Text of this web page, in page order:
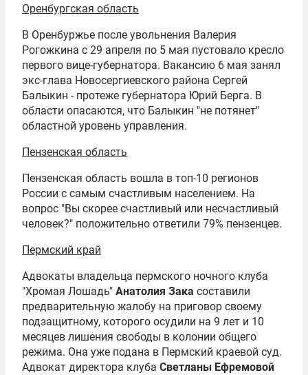
Оренбургская область
В Оренбуржье после увольнения Валерия
Рогожкина с 29 апреля по 5 мая пустовало кресло
первого вице-губернатора. Вакансию 6 мая занял
экс-глава Новосергиевского района Сергей
Балыкин - протеже губернатора Юрий Берга. В
области опасаются, что Балыкин "не потянет"
областной уровень управления.
Пензенская область
Пензенская область вошла в топ-10 регионов
России с самым счастливым населением. На
вопрос "Вы скорее счастливый или несчастливый
человек?" положительно ответили 79% пензенцев.
Пермский край
Адвокаты владельца пермского ночного клуба
"Хромая Лошадь" Анатолия Зака составили
предварительную жалобу на приговор своему
подзащитному, которого осудили на 9 лет и 10
месяцев лишения свободы в колонии общего
режима. Она уже подана в Пермский краевой суд.
Адвокат директора клуба Светланы Ефремовой